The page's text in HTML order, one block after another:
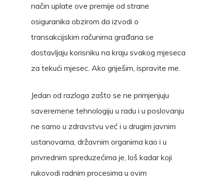
način uplate ove premije od strane
osiguranika obzirom da izvodi o
transakcijskim računima građana se
dostavljaju korisniku na kraju svakog mjeseca
za tekući mjesec. Ako griješim, ispravite me.
Jedan od razloga zašto se ne primjenjuju
saveremene tehnologiju u radu i u poslovanju
ne samo u zdravstvu već i u drugim javnim
ustanovama, državnim organima kao i u
privrednim spreduzećima je, loš kadar koji
rukovodi radnim procesima u ovim